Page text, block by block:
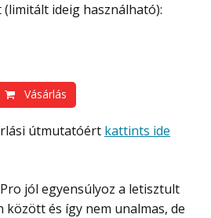
(limitált ideig használható):
Vásárlás
útmutatóért kattints ide
között és így nem unalmas, de